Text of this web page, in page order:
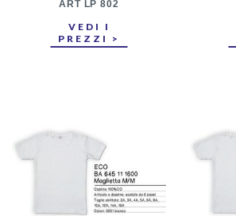
ART LP 802
VEDI I
PREZZI >